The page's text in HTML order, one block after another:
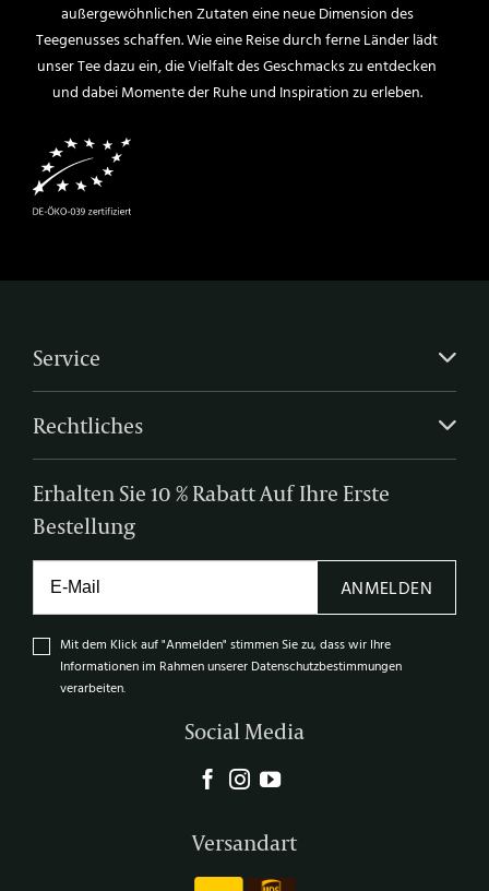
außergewöhnlichen Zutaten eine neue Dimension des
Teegenusses schaffen. Wie eine Reise durch ferne Länder lädt
unser Tee dazu ein, die Vielfalt des Geschmacks zu entdecken
und dabei Momente der Ruhe und Inspiration zu erleben.
Service
Rechtliches
Erhalten Sie 10 % Rabatt Auf Ihre Erste
Bestellung
Mit dem Klick auf "Anmelden" stimmen Sie zu, dass wir Ihre
Informationen im Rahmen unserer Datenschutzbestimmungen
verarbeiten.
ANMELDEN
Social Media
Versandart